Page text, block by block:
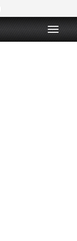
T
o
g